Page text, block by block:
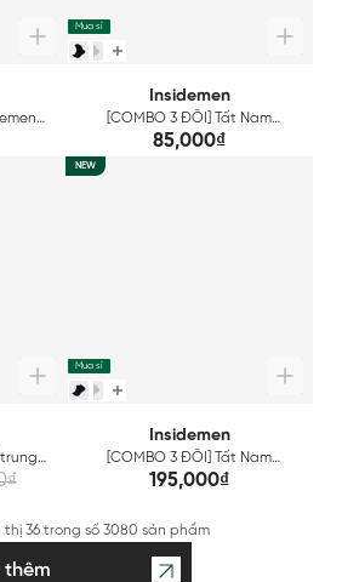
Mua sỉ
Insidemen
[COMBO 3 ĐÔI] Tất Nam
Insidemen cổ trung ISC033EDP03
85,000₫
NEW
Mua sỉ
Insidemen
[COMBO 3 ĐÔI] Tất Nam
Insidemen cổ ngắn ISC032EDP03
195,000₫
thị 36 trong số 3080 sản phẩm
thêm